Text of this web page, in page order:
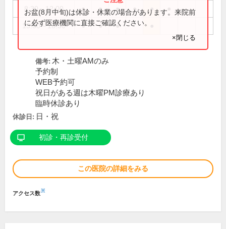
8:30～12:00 ● ● ● ● ●
13:30～18:30 ● ● ●
お盆(8月中旬)は休診・休業の場合があります。来院前
に必ず医療機関に直接ご確認ください。
×閉じる
備考: 木・土曜AMのみ
予約制
WEB予約可
祝日がある週は木曜PM診療あり
臨時休診あり
休診日: 日・祝
初診・再診受付
この医院の詳細をみる
アクセス数※